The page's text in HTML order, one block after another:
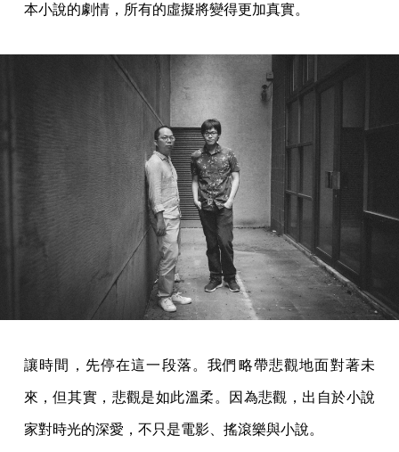
本小說的劇情，所有的虛擬將變得更加真實。
讓時間，先停在這一段落。我們略帶悲觀地面對著未
來，但其實，悲觀是如此溫柔。因為悲觀，出自於小說
家對時光的深愛，不只是電影、搖滾樂與小說。